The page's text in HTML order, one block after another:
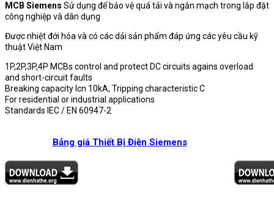
MCB Siemens Sử dụng để bảo vệ quá tải và ngắn mạch trong lắp đặt
công nghiệp và dân dụng
Được nhiệt đới hóa và có các dải sản phẩm đáp ứng các yêu cầu kỹ
thuật Việt Nam
1P,2P,3P,4P MCBs control and protect DC circuits agains overload
and short-circuit faults
Breaking capacity Icn 10kA, Tripping characteristic C
For residential or industrial applications
Standards IEC / EN 60947-2
Bảng giá Thiết Bị Điện Siemens